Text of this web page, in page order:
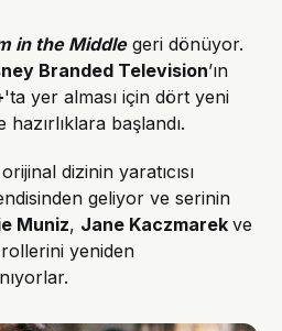
in the Middlegeri dönüyor.
Branded Television’ın
'ta yer alması için dört yeni
başlandı.
dizinin yaratıcısı
geliyor ve serinin
Muniz, Jane Kaczmarekve
yeniden